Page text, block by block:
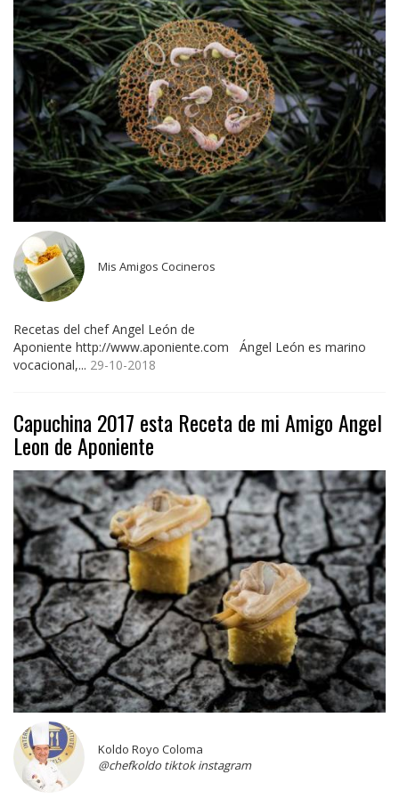
Mis Amigos Cocineros
Recetas del chef Angel León de
Aponiente http://www.aponiente.com Ángel León es marino
vocacional,... 29-10-2018
Capuchina 2017 esta Receta de mi Amigo Angel
Leon de Aponiente
Koldo Royo Coloma
@chefkoldo tiktok instagram